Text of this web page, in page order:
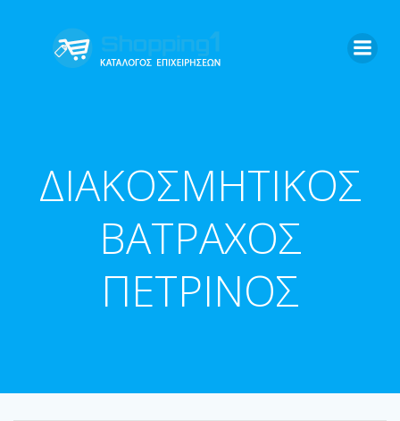
ΔΙΑΚΟΣΜΗΤΙΚΟΣ
ΒΑΤΡΑΧΟΣ
ΠΕΤΡΙΝΟΣ